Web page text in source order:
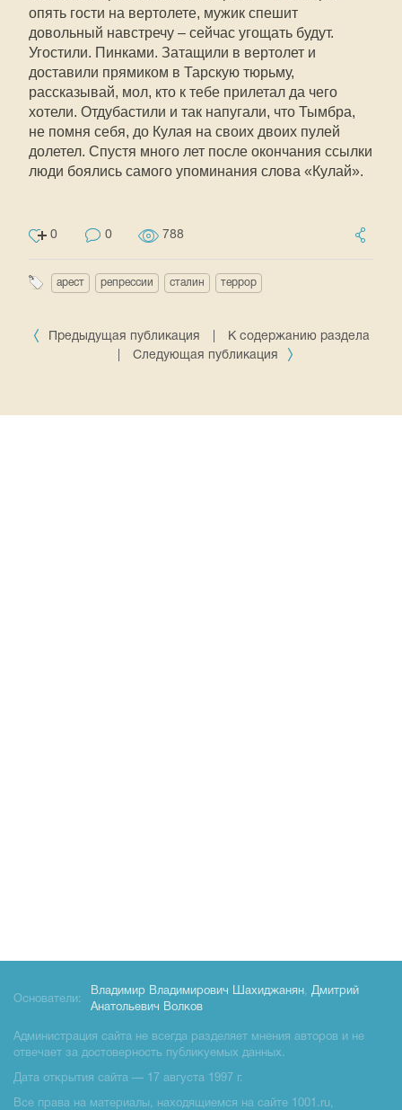
опять гости на вертолете, мужик спешит
довольный навстречу – сейчас угощать будут.
Угостили. Пинками. Затащили в вертолет и
доставили прямиком в Тарскую тюрьму,
рассказывай, мол, кто к тебе прилетал да чего
хотели. Отдубастили и так напугали, что Тымбра,
не помня себя, до Кулая на своих двоих пулей
долетел. Спустя много лет после окончания ссылки
люди боялись самого упоминания слова «Кулай».
0 0 788
арест репрессии сталин террор
Предыдущая публикация
К содержанию раздела
Следующая публикация
Основатели:
Владимир Владимирович Шахиджанян, Дмитрий
Анатольевич Волков
Администрация сайта не всегда разделяет мнения авторов и не
отвечает за достоверность публикуемых данных.
Дата открытия сайта — 17 августа 1997 г.
Все права на материалы, находящиемся на сайте 1001.ru,